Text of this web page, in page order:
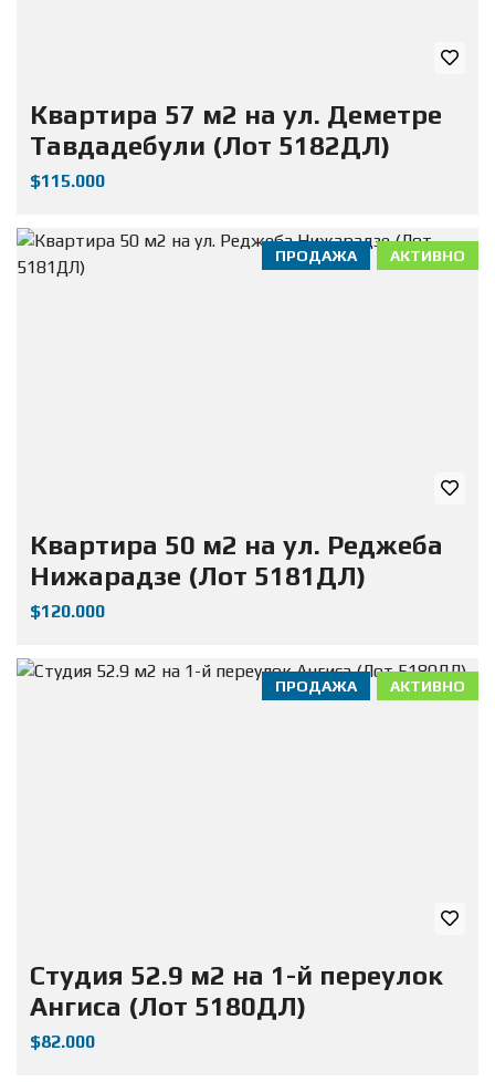
Квартира 57 м2 на ул. Деметре
Тавдадебули (Лот 5182ДЛ)
$115.000
АКТИВНО
ПРОДАЖА
Квартира 50 м2 на ул. Реджеба
Нижарадзе (Лот 5181ДЛ)
$120.000
АКТИВНО
ПРОДАЖА
Студия 52.9 м2 на 1-й переулок
Ангиса (Лот 5180ДЛ)
$82.000